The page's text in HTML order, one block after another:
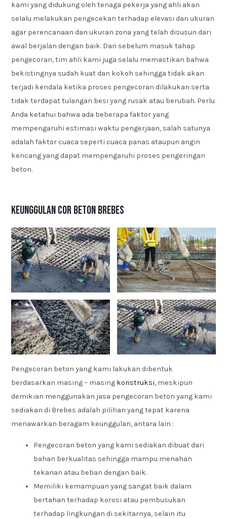
kami yang didukung oleh tenaga pekerja yang ahli akan
selalu melakukan pengecekan terhadap elevasi dan ukuran
agar perencanaan dan ukuran zona yang telah disusun dari
awal berjalan dengan baik. Dan sebelum masuk tahap
pengecoran, tim ahli kami juga selalu memastikan bahwa
bekistingnya sudah kuat dan kokoh sehingga tidak akan
terjadi kendala ketika proses pengecoran dilakukan serta
tidak terdapat tulangan besi yang rusak atau berubah. Perlu
Anda ketahui bahwa ada beberapa faktor yang
mempengaruhi estimasi waktu pengerjaan, salah satunya
adalah faktor cuaca seperti cuaca panas ataupun angin
kencang yang dapat mempengaruhi proses pengeringan
beton.
Keunggulan Cor Beton Brebes
Pengecoran beton yang kami lakukan dibentuk
berdasarkan masing – masing konstruksi, meskipun
demikian menggunakan jasa pengecoran beton yang kami
sediakan di Brebes adalah pilihan yang tepat karena
menawarkan beragam keunggulan, antara lain :
Pengecoran beton yang kami sediakan dibuat dari
bahan berkualitas sehingga mampu menahan
tekanan atau beban dengan baik.
Memiliki kemampuan yang sangat baik dalam
bertahan terhadap korosi atau pembusukan
terhadap lingkungan di sekitarnya, selain itu